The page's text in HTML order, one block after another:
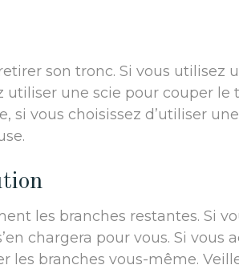
son tronc. Si vous utilisez
utiliser une scie pour couper le
si vous choisissez d’utiliser une
les branches restantes. Si
chargera pour vous. Si vous
les branches vous-même.